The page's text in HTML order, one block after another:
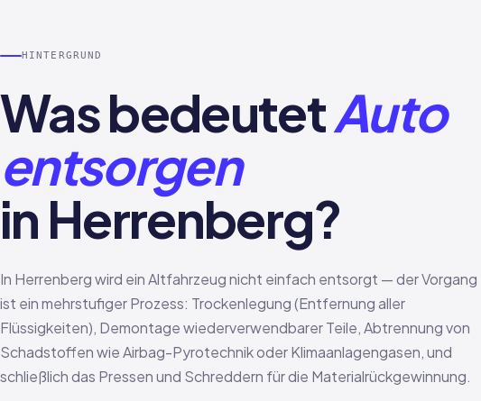
HINTERGRUND
Was bedeutetAuto
entsorgen
in Herrenberg?
In Herrenberg wird ein Altfahrzeug nicht einfach entsorgt — der Vorgang
ist ein mehrstufiger Prozess: Trockenlegung (Entfernung aller
Flüssigkeiten), Demontage wiederverwendbarer Teile, Abtrennung von
Schadstoffen wie Airbag-Pyrotechnik oder Klimaanlagengasen, und
schließlich das Pressen und Schreddern für die Materialrückgewinnung.